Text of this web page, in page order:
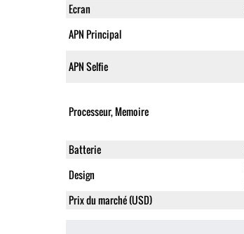
Ecran
APN Principal
APN Selfie
Processeur, Memoire
Batterie
Design
Prix du marché (USD)